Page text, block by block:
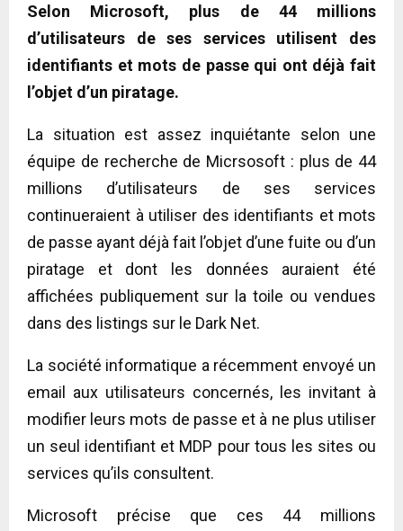
Selon Microsoft, plus de 44 millions
d’utilisateurs de ses services utilisent des
identifiants et mots de passe qui ont déjà fait
l’objet d’un piratage.
La situation est assez inquiétante selon une
équipe de recherche de Micrsosoft : plus de 44
millions d’utilisateurs de ses services
continueraient à utiliser des identifiants et mots
de passe ayant déjà fait l’objet d’une fuite ou d’un
piratage et dont les données auraient été
affichées publiquement sur la toile ou vendues
dans des listings sur le Dark Net.
La société informatique a récemment envoyé un
email aux utilisateurs concernés, les invitant à
modifier leurs mots de passe et à ne plus utiliser
un seul identifiant et MDP pour tous les sites ou
services qu’ils consultent.
Microsoft précise que ces 44 millions